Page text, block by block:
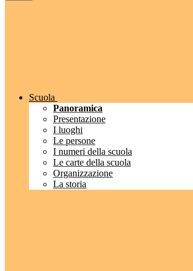
Scuola
Panoramica
Presentazione
I luoghi
Le persone
I numeri della scuola
Le carte della scuola
Organizzazione
La storia